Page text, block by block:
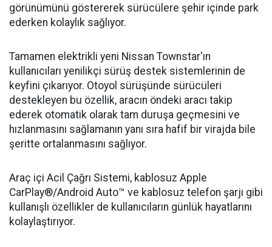
görünümünü göstererek sürücülere şehir içinde park
ederken kolaylık sağlıyor.
Tamamen elektrikli yeni Nissan Townstar'ın
kullanıcıları yenilikçi sürüş destek sistemlerinin de
keyfini çıkarıyor. Otoyol sürüşünde sürücüleri
destekleyen bu özellik, aracın öndeki aracı takip
ederek otomatik olarak tam duruşa geçmesini ve
hızlanmasını sağlamanın yanı sıra hafif bir virajda bile
şeritte ortalanmasını sağlıyor.
Araç içi Acil Çağrı Sistemi, kablosuz Apple
CarPlay®/Android Auto™ ve kablosuz telefon şarjı gibi
kullanışlı özellikler de kullanıcıların günlük hayatlarını
kolaylaştırıyor.